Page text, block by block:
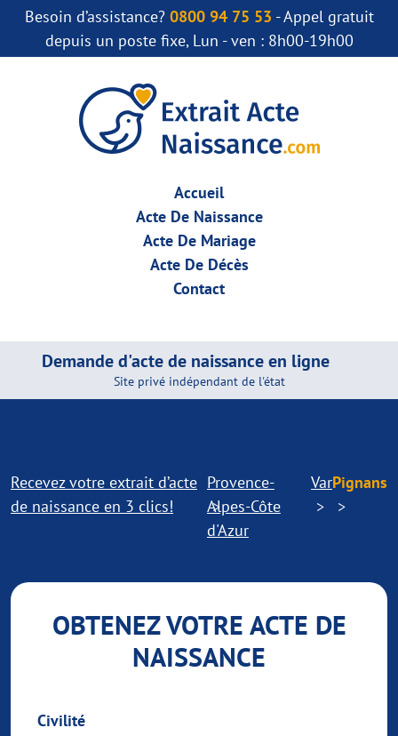
Besoin d’assistance? 0800 94 75 53 - Appel gratuit
depuis un poste fixe, Lun - ven : 8h00-19h00
Accueil
Acte De Naissance
Acte De Mariage
Acte De Décès
Contact
Demande d'acte de naissance en ligne
Site privé indépendant de l'état
Recevez votre extrait d’acte
de naissance en 3 clics!
Provence-
Alpes-Côte
d'Azur
VarPignans
OBTENEZ VOTRE ACTE DE
NAISSANCE
Civilité